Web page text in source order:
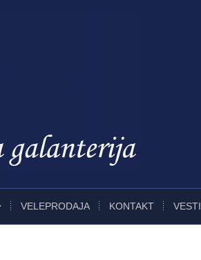
VELEPRODAJA KONTAKT VESTI